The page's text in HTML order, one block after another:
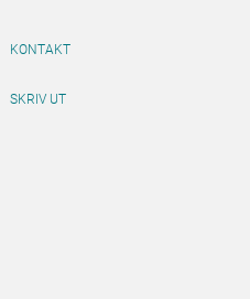
KONTAKT
SKRIV UT